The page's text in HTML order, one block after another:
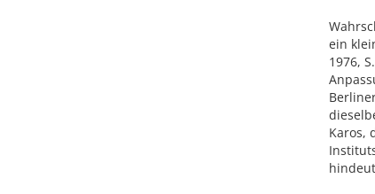
ein
1976,
Karos,